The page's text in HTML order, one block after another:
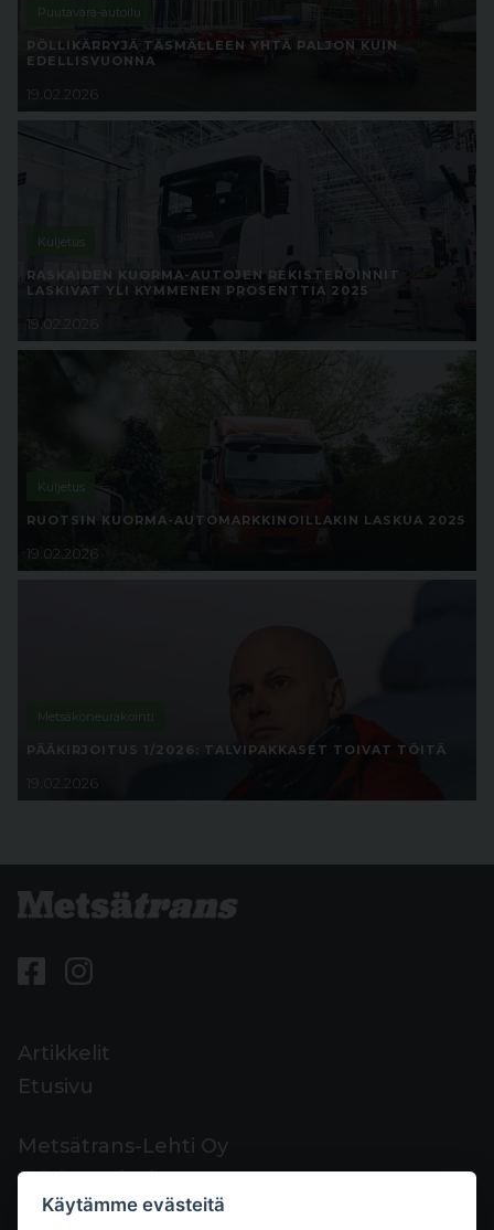
Puutavara-autoilu
PÖLLIKÄRRYJÄ TÄSMÄLLEEN YHTÄ PALJON KUIN
EDELLISVUONNA
19.02.2026
Kuljetus
RASKAIDEN KUORMA-AUTOJEN REKISTERÖINNIT
LASKIVAT YLI KYMMENEN PROSENTTIA 2025
19.02.2026
Kuljetus
RUOTSIN KUORMA-AUTOMARKKINOILLAKIN LASKUA 2025
19.02.2026
Metsäkoneurakointi
PÄÄKIRJOITUS 1/2026: TALVIPAKKASET TOIVAT TÖITÄ
19.02.2026
Artikkelit
Etusivu
Metsätrans-Lehti Oy
Asiakaspalvelu
Yhteystiedot
Käytämme evästeitä